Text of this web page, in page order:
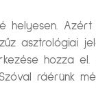
Azért
hozza
ráérünk